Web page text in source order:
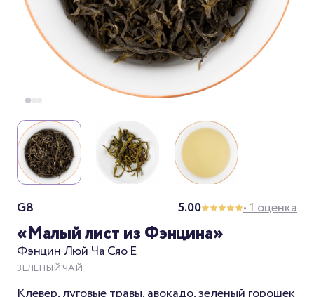
«Малый лист из Фэнцина»
Фэнцин Люй Ча Сяо Е
ЗЕЛЕНЫЙ ЧАЙ
G8 5.00 • 1 оценка